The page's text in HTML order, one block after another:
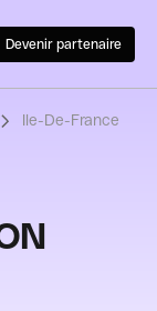
Devenir partenaire
Ile-De-France